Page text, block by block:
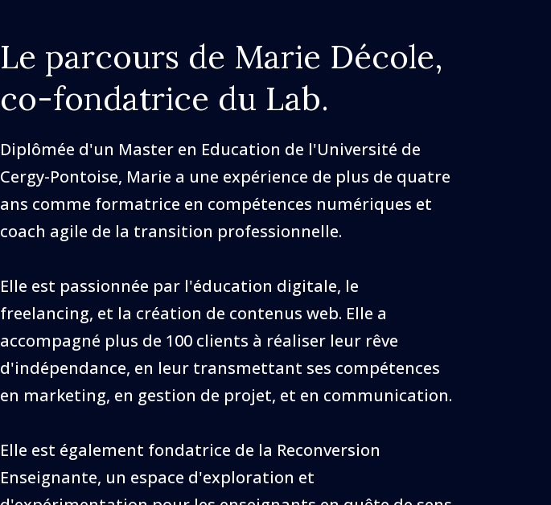
Le parcours de Marie Décole,
co-fondatrice du Lab.
Diplômée d'un Master en Education de l'Université de
Cergy-Pontoise, Marie a une expérience de plus de quatre
ans comme formatrice en compétences numériques et
coach agile de la transition professionnelle.
Elle est passionnée par l'éducation digitale, le
freelancing, et la création de contenus web. Elle a
accompagné plus de 100 clients à réaliser leur rêve
d'indépendance, en leur transmettant ses compétences
en marketing, en gestion de projet, et en communication.
Elle est également fondatrice de la Reconversion
Enseignante, un espace d'exploration et